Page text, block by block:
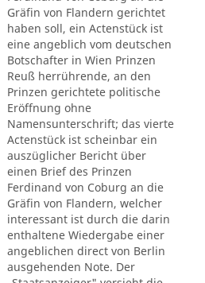
Gräfin von Flandern gerichtet
haben soll, ein Actenstück ist
eine angeblich vom deutschen
Botschafter in Wien Prinzen
Reuß herrührende, an den
Prinzen gerichtete politische
Eröffnung ohne
Namensunterschrift; das vierte
Actenstück ist scheinbar ein
auszüglicher Bericht über
einen Brief des Prinzen
Ferdinand von Coburg an die
Gräfin von Flandern, welcher
interessant ist durch die darin
enthaltene Wiedergabe einer
angeblichen direct von Berlin
ausgehenden Note. Der